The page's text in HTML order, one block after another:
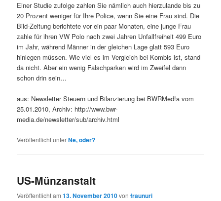
Einer Studie zufolge zahlen Sie nämlich auch hierzulande bis zu
20 Prozent weniger für Ihre Police, wenn Sie eine Frau sind. Die
Bild-Zeitung berichtete vor ein paar Monaten, eine junge Frau
zahle für ihren VW Polo nach zwei Jahren Unfallfreiheit 499 Euro
im Jahr, während Männer in der gleichen Lage glatt 593 Euro
hinlegen müssen. Wie viel es im Vergleich bei Kombis ist, stand
da nicht. Aber ein wenig Falschparken wird im Zweifel dann
schon drin sein…
aus: Newsletter Steuern und Bilanzierung bei BWRMed!a vom
25.01.2010, Archiv: http://www.bwr-
media.de/newsletter/sub/archiv.html
Veröffentlicht unterNe, oder?
US-Münzanstalt
Veröffentlicht am13. November 2010vonfraunuri